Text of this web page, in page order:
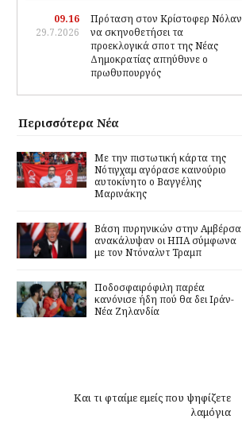
09.16
29.7.2026
Πρόταση στον Κρίστοφερ Νόλαν
να σκηνοθετήσει τα
προεκλογικά σποτ της Νέας
Δημοκρατίας απηύθυνε ο
πρωθυπουργός
Περισσότερα Νέα
Με την πιστωτική κάρτα της
Νότιγχαμ αγόρασε καινούριο
αυτοκίνητο ο Βαγγέλης
Μαρινάκης
Βάση πυρηνικών στην Αμβέρσα
ανακάλυψαν οι ΗΠΑ σύμφωνα
με τον Ντόναλντ Τραμπ
Ποδοσφαιρόφιλη παρέα
κανόνισε ήδη πού θα δει Ιράν-
Νέα Ζηλανδία
Και τι φταίμε εμείς που ψηφίζετε
λαμόγια